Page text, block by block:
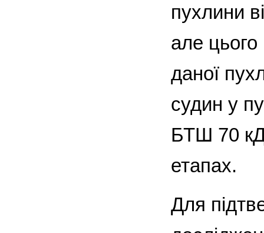
пухлини
але цього
даної
судин у
БТШ 70
етапах.
Для